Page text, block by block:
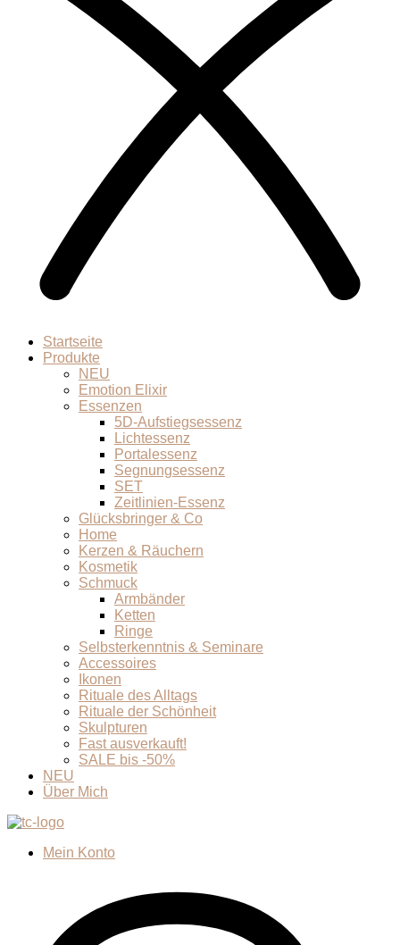
Startseite
Produkte
NEU
Emotion Elixir
Essenzen
5D-Aufstiegsessenz
Lichtessenz
Portalessenz
Segnungsessenz
SET
Zeitlinien-Essenz
Glücksbringer & Co
Home
Kerzen & Räuchern
Kosmetik
Schmuck
Armbänder
Ketten
Ringe
Selbsterkenntnis & Seminare
Accessoires
Ikonen
Rituale des Alltags
Rituale der Schönheit
Skulpturen
Fast ausverkauft!
SALE bis -50%
NEU
Über Mich
Mein Konto